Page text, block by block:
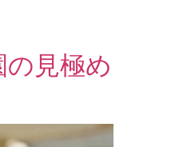
見極め